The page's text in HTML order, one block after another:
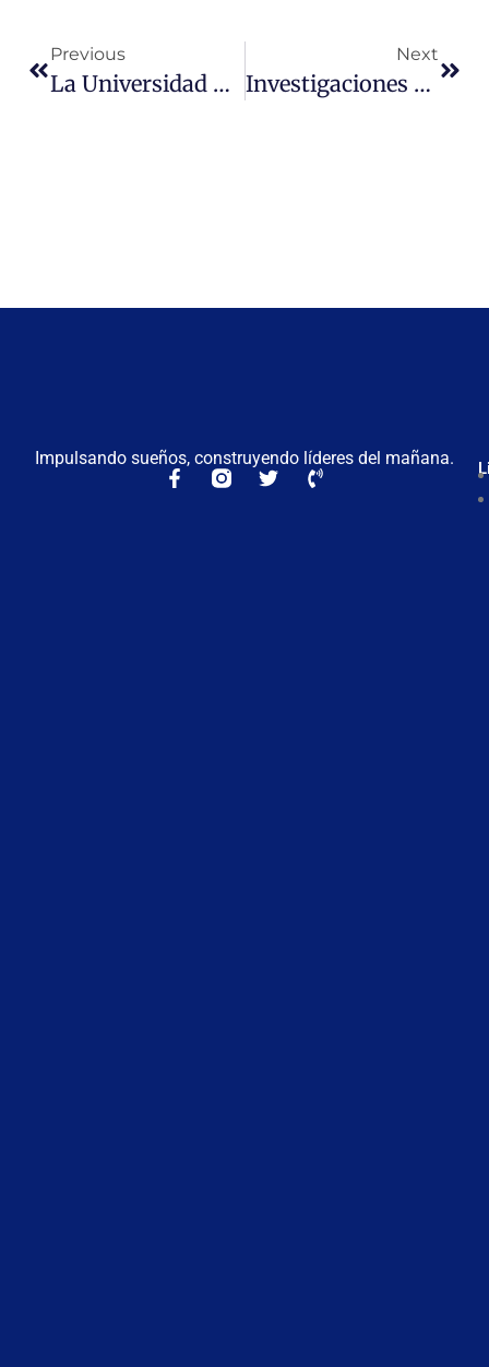
Previous
La Universidad Miguel De Cervantes Impulsa Beca De 35% Sobre Arancel Total A Participación Femenina En Ingeniería En Informática
Next
Investigaciones Lideradas Por El Equipo De Postgrado En Educación De La Universidad Miguel De Cervantes Fueron Seleccionados En Concurso De Investigación Y Estudios Aplicados A La Docencia
Impulsando sueños, construyendo líderes del mañana.